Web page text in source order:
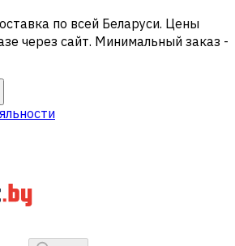
по всей Беларуси. Цены
через сайт. Минимальный заказ -